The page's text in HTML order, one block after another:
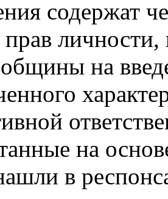
содержат
личности,
на
на
в